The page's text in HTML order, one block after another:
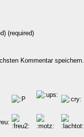
(required)
Kommentar speichern.